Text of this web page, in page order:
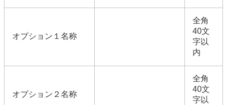
オプション１名称
全角
40文
字以
内
オプション２名称
全角
40文
字以